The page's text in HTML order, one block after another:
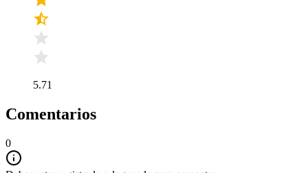
5.71
Comentarios
0